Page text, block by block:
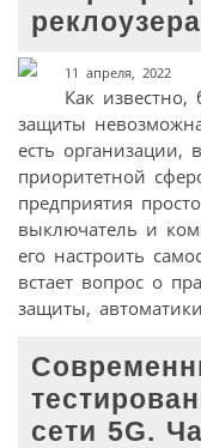
реклоузера
11 апреля, 2022
Как
защиты
есть организации,
приоритетной
предприятия
выключатель и
его настроить
встает вопрос о
защиты,
сети 5G.